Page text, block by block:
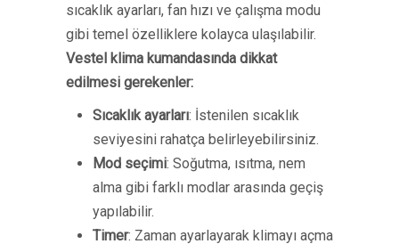
sıcaklık ayarları, fan hızı ve çalışma modu
gibi temel özelliklere kolayca ulaşılabilir.
Vestel klima kumandasında dikkat
edilmesi gerekenler:
Sıcaklık ayarları: İstenilen sıcaklık
seviyesini rahatça belirleyebilirsiniz.
Mod seçimi: Soğutma, ısıtma, nem
alma gibi farklı modlar arasında geçiş
yapılabilir.
Timer: Zaman ayarlayarak klimayı açma